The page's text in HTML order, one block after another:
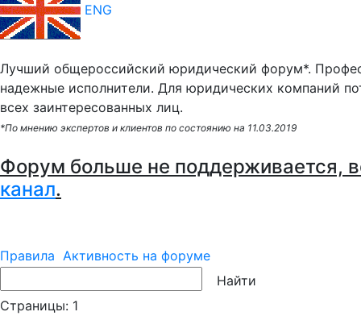
ENG
Лучший общероссийский юридический форум*.
надежные исполнители. Для юридических компаний
всех заинтересованных лиц.
*По мнению экспертов и клиентов по состоянию на 11.03.2019
Форум больше не поддерживается,
канал.
Правила Активность на форуме
Страницы: 1